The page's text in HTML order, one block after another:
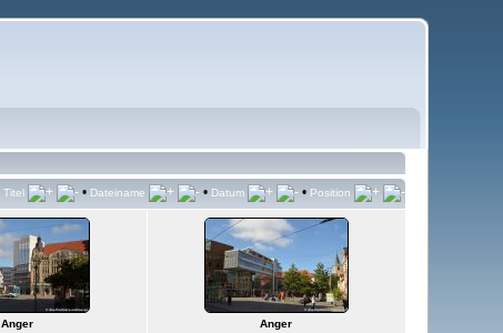
Titel • Dateiname • Datum • Position
Anger
Anger